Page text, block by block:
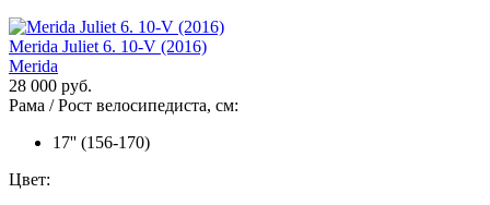
Merida Juliet 6. 10-V (2016)
Merida
28 000 руб.
Рама / Рост велосипедиста, см:
17'' (156-170)
Цвет: